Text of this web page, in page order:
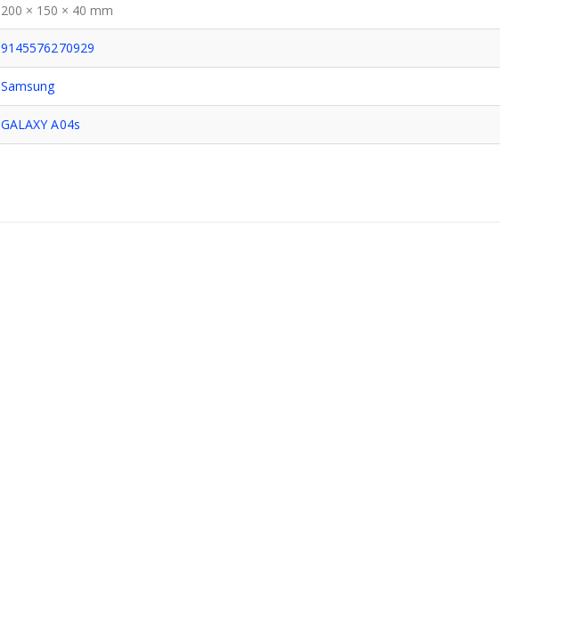
200 × 150 × 40 mm
9145576270929
Samsung
GALAXY A04s